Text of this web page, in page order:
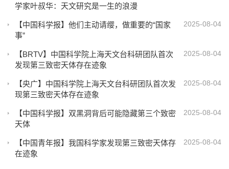
学家叶叔华：天文研究是一生的浪漫
2025-08-04
【中国科学报】他们主动请缨，做重要的“国家
事”
2025-08-04
【BRTV】中国科学院上海天文台科研团队首次
发现第三致密天体存在迹象
2025-08-04
【央广】中国科学院上海天文台科研团队首次发
现第三致密天体存在迹象
2025-08-04
【中国科学报】双黑洞背后可能隐藏第三个致密
天体
2025-08-04
【中国青年报】我国科学家发现第三致密天体存
在迹象